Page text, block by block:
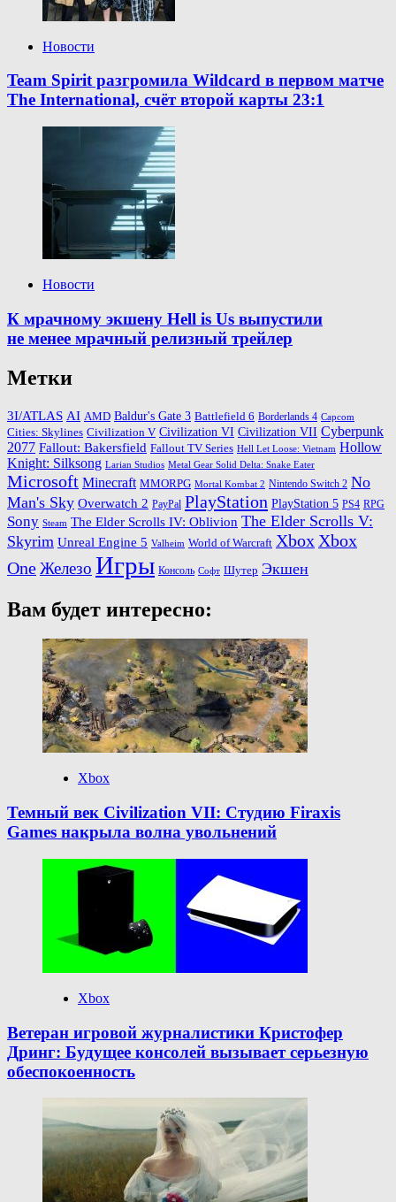
Новости
Team Spirit разгромила Wildcard в первом матче
The International, счёт второй карты 23:1
Новости
К мрачному экшену Hell is Us выпустили
не менее мрачный релизный трейлер
Метки
3I/ATLAS AI AMD Baldur's Gate 3 Battlefield 6 Borderlands 4 Capcom
Cities: Skylines Civilization V Civilization VI Civilization VII Cyberpunk
2077 Fallout: Bakersfield Fallout TV Series Hell Let Loose: Vietnam Hollow
Knight: Silksong Larian Studios Metal Gear Solid Delta: Snake Eater
Microsoft Minecraft MMORPG Mortal Kombat 2 Nintendo Switch 2 No
Man's Sky Overwatch 2 PayPal PlayStation PlayStation 5 PS4 RPG
Sony Steam The Elder Scrolls IV: Oblivion The Elder Scrolls V:
Skyrim Unreal Engine 5 Valheim World of Warcraft Xbox Xbox
OneЖелезо Игры Консоль Софт Шутер Экшен
Вам будет интересно:
Xbox
Темный век Civilization VII: Студию Firaxis
Games накрыла волна увольнений
Xbox
Ветеран игровой журналистики Кристофер
Дринг: Будущее консолей вызывает серьезную
обеспокоенность